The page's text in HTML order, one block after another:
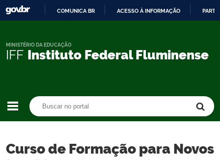
CONTEÚDO
COMUNICA BR ACESSO À INFORMAÇÃO
IFF Instituto Federal Fluminense
MINISTÉRIO DA EDUCAÇÃO
Curso de Formação para Novos